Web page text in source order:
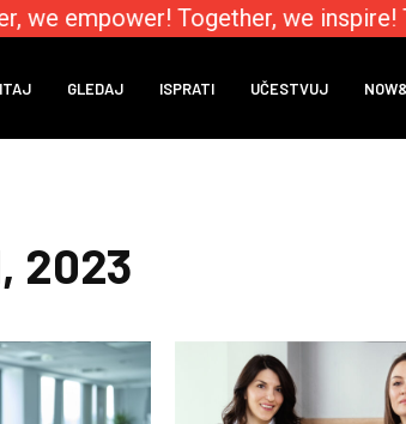
empower! Together, we
GLEDAJ ISPRATI UČESTVUJ
2023